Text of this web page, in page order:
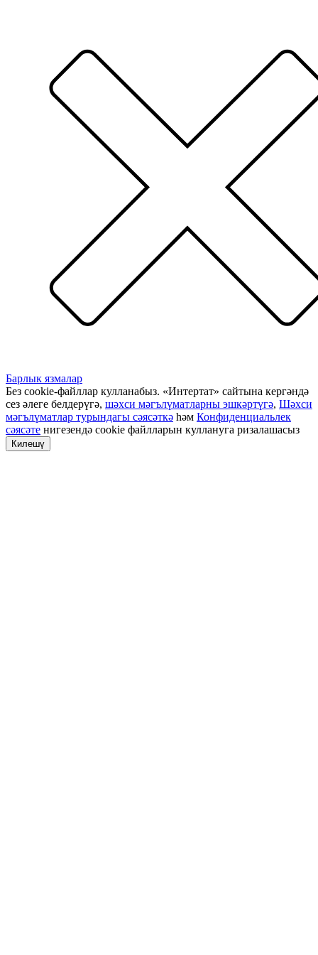
Барлык язмалар
Без cookie-файллар кулланабыз. «Интертат» сайтына кергәндә
сез әлеге белдерүгә, шәхси мәгълүматларны эшкәртүгә, Шәхси
мәгълүматлар турындагы сәясәткә һәм Конфиденциальлек
сәясәте нигезендә cookie файлларын куллануга ризалашасыз
Килешү